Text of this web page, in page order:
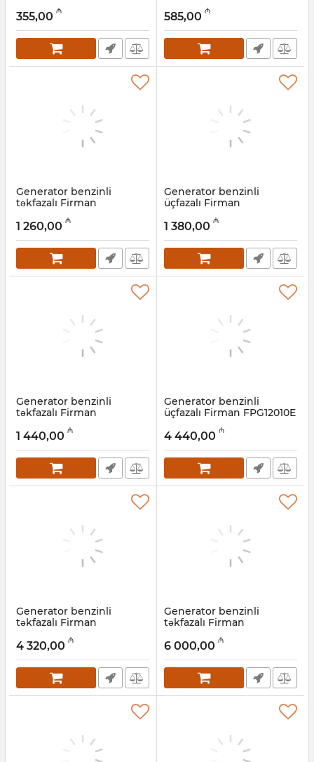
Artikul: 022001016
355,00 ₼
Artikul: 022001015
585,00 ₼
Generator benzinli
təkfazalı Firman
Artikul: 022001014
1 260,00 ₼
Generator benzinli
üçfazalı Firman
Artikul: 022001013
1 380,00 ₼
Generator benzinli
təkfazalı Firman
Artikul: 022001012
1 440,00 ₼
Generator benzinli
üçfazalı Firman FPG12010E
Artikul: 022001011
4 440,00 ₼
Generator benzinli
təkfazalı Firman
Artikul: 022001010
4 320,00 ₼
Generator benzinli
təkfazalı Firman
Artikul: 022001009
6 000,00 ₼